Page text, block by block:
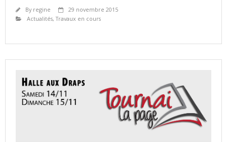
By regine
29 novembre 2015
Actualités,Travaux en cours